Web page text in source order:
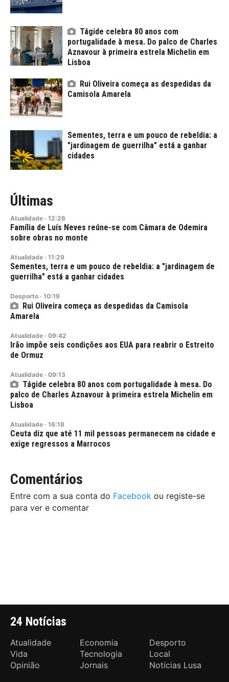
Tágide celebra 80 anos com
portugalidade à mesa. Do palco de Charles
Aznavour à primeira estrela Michelin em
Lisboa
Rui Oliveira começa as despedidas da
Camisola Amarela
Sementes, terra e um pouco de rebeldia: a
"jardinagem de guerrilha" está a ganhar
cidades
Últimas
Atualidade · 12:26
Família de Luís Neves reúne-se com Câmara de Odemira
sobre obras no monte
Atualidade · 11:29
Sementes, terra e um pouco de rebeldia: a "jardinagem de
guerrilha" está a ganhar cidades
Desporto · 10:19
Rui Oliveira começa as despedidas da Camisola
Amarela
Atualidade · 09:42
Irão impõe seis condições aos EUA para reabrir o Estreito
de Ormuz
Atualidade · 09:13
Tágide celebra 80 anos com portugalidade à mesa. Do
palco de Charles Aznavour à primeira estrela Michelin em
Lisboa
Atualidade · 16:18
Ceuta diz que até 11 mil pessoas permanecem na cidade e
exige regressos a Marrocos
Comentários
Entre com a sua conta do Facebook ou registe-se
para ver e comentar
24 Notícias
Atualidade Economia
Desporto
Vida
Tecnologia
Local
Opinião
Jornais Notícias Lusa